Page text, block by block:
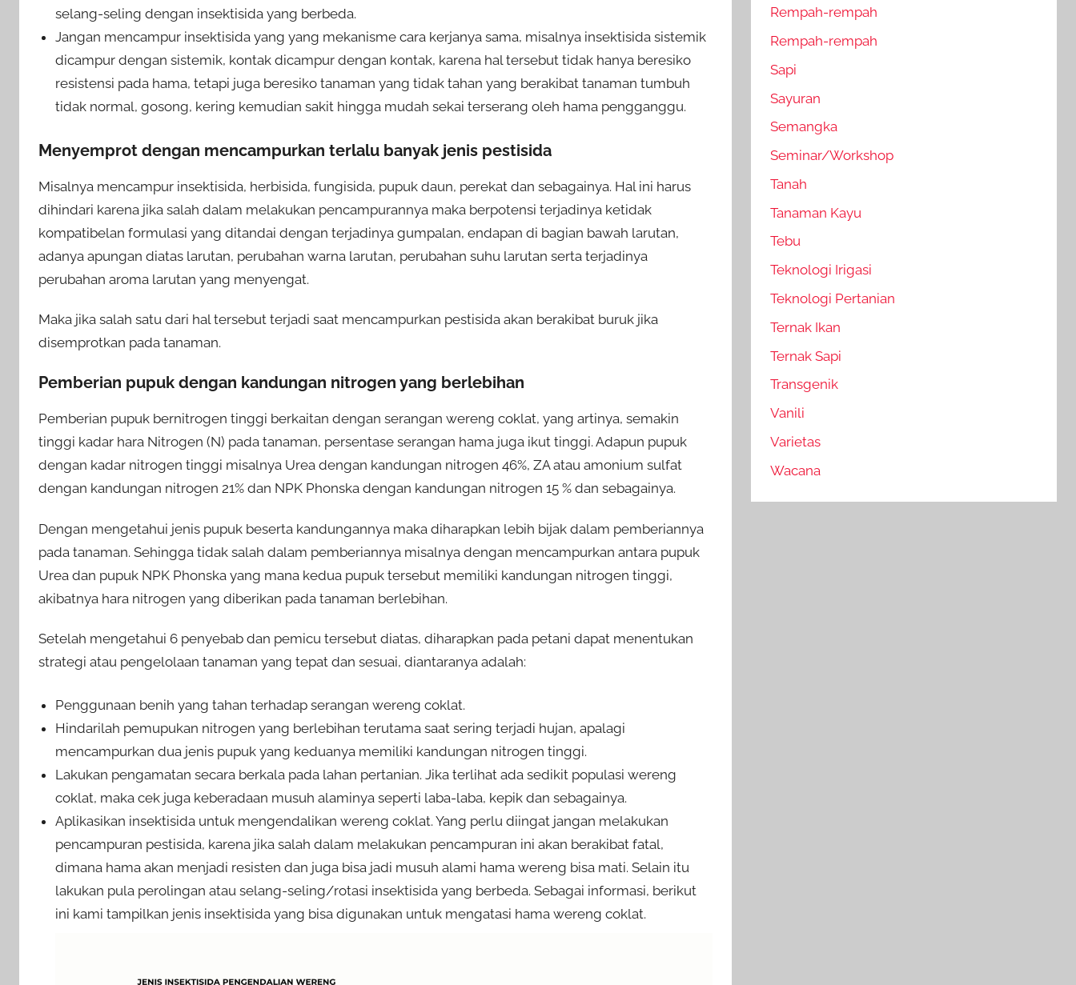
selang-seling dengan insektisida yang berbeda.
Jangan mencampur insektisida yang yang mekanisme cara kerjanya sama, misalnya insektisida sistemik
dicampur dengan sistemik, kontak dicampur dengan kontak, karena hal tersebut tidak hanya beresiko
resistensi pada hama, tetapi juga beresiko tanaman yang tidak tahan yang berakibat tanaman tumbuh
tidak normal, gosong, kering kemudian sakit hingga mudah sekai terserang oleh hama pengganggu.
Menyemprot dengan mencampurkan terlalu banyak jenis pestisida
Misalnya mencampur insektisida, herbisida, fungisida, pupuk daun, perekat dan sebagainya. Hal ini harus
dihindari karena jika salah dalam melakukan pencampurannya maka berpotensi terjadinya ketidak
kompatibelan formulasi yang ditandai dengan terjadinya gumpalan, endapan di bagian bawah larutan,
adanya apungan diatas larutan, perubahan warna larutan, perubahan suhu larutan serta terjadinya
perubahan aroma larutan yang menyengat.
Maka jika salah satu dari hal tersebut terjadi saat mencampurkan pestisida akan berakibat buruk jika
disemprotkan pada tanaman.
Pemberian pupuk dengan kandungan nitrogen yang berlebihan
Pemberian pupuk bernitrogen tinggi berkaitan dengan serangan wereng coklat, yang artinya, semakin
tinggi kadar hara Nitrogen (N) pada tanaman, persentase serangan hama juga ikut tinggi. Adapun pupuk
dengan kadar nitrogen tinggi misalnya Urea dengan kandungan nitrogen 46%, ZA atau amonium sulfat
dengan kandungan nitrogen 21% dan NPK Phonska dengan kandungan nitrogen 15 % dan sebagainya.
Dengan mengetahui jenis pupuk beserta kandungannya maka diharapkan lebih bijak dalam pemberiannya
pada tanaman. Sehingga tidak salah dalam pemberiannya misalnya dengan mencampurkan antara pupuk
Urea dan pupuk NPK Phonska yang mana kedua pupuk tersebut memiliki kandungan nitrogen tinggi,
akibatnya hara nitrogen yang diberikan pada tanaman berlebihan.
Setelah mengetahui 6 penyebab dan pemicu tersebut diatas, diharapkan pada petani dapat menentukan
strategi atau pengelolaan tanaman yang tepat dan sesuai, diantaranya adalah:
Penggunaan benih yang tahan terhadap serangan wereng coklat.
Hindarilah pemupukan nitrogen yang berlebihan terutama saat sering terjadi hujan, apalagi
mencampurkan dua jenis pupuk yang keduanya memiliki kandungan nitrogen tinggi.
Lakukan pengamatan secara berkala pada lahan pertanian. Jika terlihat ada sedikit populasi wereng
coklat, maka cek juga keberadaan musuh alaminya seperti laba-laba, kepik dan sebagainya.
Aplikasikan insektisida untuk mengendalikan wereng coklat. Yang perlu diingat jangan melakukan
pencampuran pestisida, karena jika salah dalam melakukan pencampuran ini akan berakibat fatal,
dimana hama akan menjadi resisten dan juga bisa jadi musuh alami hama wereng bisa mati. Selain itu
lakukan pula perolingan atau selang-seling/rotasi insektisida yang berbeda. Sebagai informasi, berikut
ini kami tampilkan jenis insektisida yang bisa digunakan untuk mengatasi hama wereng coklat.
Rempah-rempah
Rempah-rempah
Sapi
Sayuran
Semangka
Seminar/Workshop
Tanah
Tanaman Kayu
Tebu
Teknologi Irigasi
Teknologi Pertanian
Ternak Ikan
Ternak Sapi
Transgenik
Vanili
Varietas
Wacana